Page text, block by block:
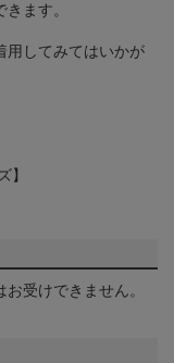
ます。
用してみてはいかが
】
受けできません。